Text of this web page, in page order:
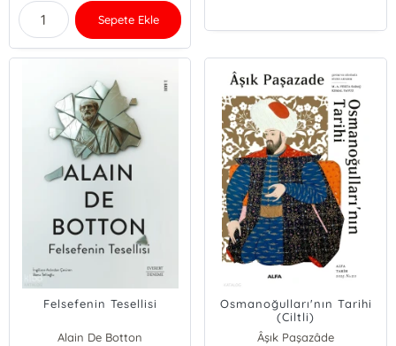
Sepete Ekle
Felsefenin Tesellisi
Alain De Botton
Osmanoğulları'nın Tarihi
(Ciltli)
Âşık Paşazâde